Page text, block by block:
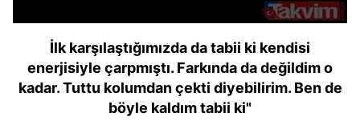
İlk karşılaştığımızda da tabii ki kendisi
enerjisiyle çarpmıştı. Farkında da değildim o
kadar. Tuttu kolumdan çekti diyebilirim. Ben de
böyle kaldım tabii ki"